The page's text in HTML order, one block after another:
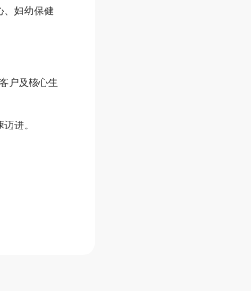
、妇幼保健
户及核心生
进。